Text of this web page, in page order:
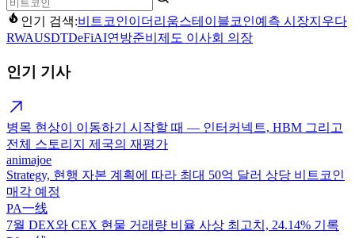
인기 검색:비트코인이더리움스테이블코인예측 시장지우다
RWAUSDTDeFiAI연방준비제도 이사회 의장
인기 기사
병목 현상이 이동하기 시작할 때 — 인터커넥트, HBM 그리고
전체 스토리지 제국의 재평가
animajoe
Strategy, 현행 자본 계획에 따라 최대 50억 달러 상당 비트코인
매각 예정
PA一线
7월 DEX와 CEX 현물 거래량 비율 사상 최고치, 24.14% 기록